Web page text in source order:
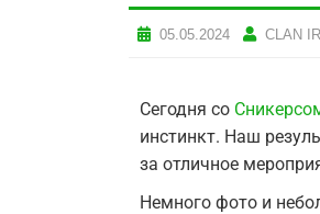
05.05.2024 CLAN
Сегодня со
инстинкт. Наш
за отличное
Немного фото и